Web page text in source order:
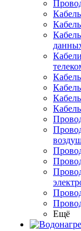
Ещё